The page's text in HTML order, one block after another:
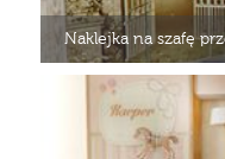
Naklejka na szafę